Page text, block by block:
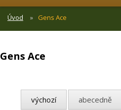
Úvod Gens Ace
Gens Ace
výchozí abecedně